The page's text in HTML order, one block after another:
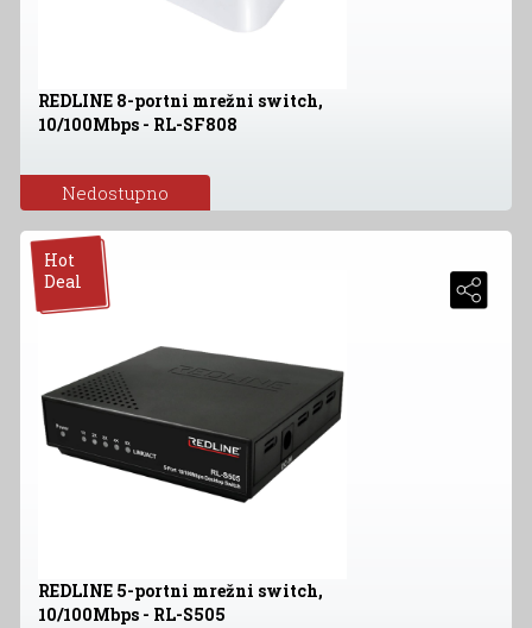
REDLINE 8-portni mrežni switch,
10/100Mbps - RL-SF808
Nedostupno
Hot
Deal
REDLINE 5-portni mrežni switch,
10/100Mbps - RL-S505